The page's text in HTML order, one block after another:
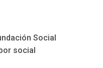
Social
social
Venezuela